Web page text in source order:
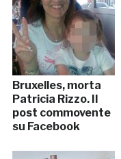
Bruxelles, morta
Patricia Rizzo. Il
post commovente
su Facebook